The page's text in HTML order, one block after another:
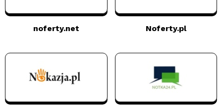
noferty.net Noferty.pl